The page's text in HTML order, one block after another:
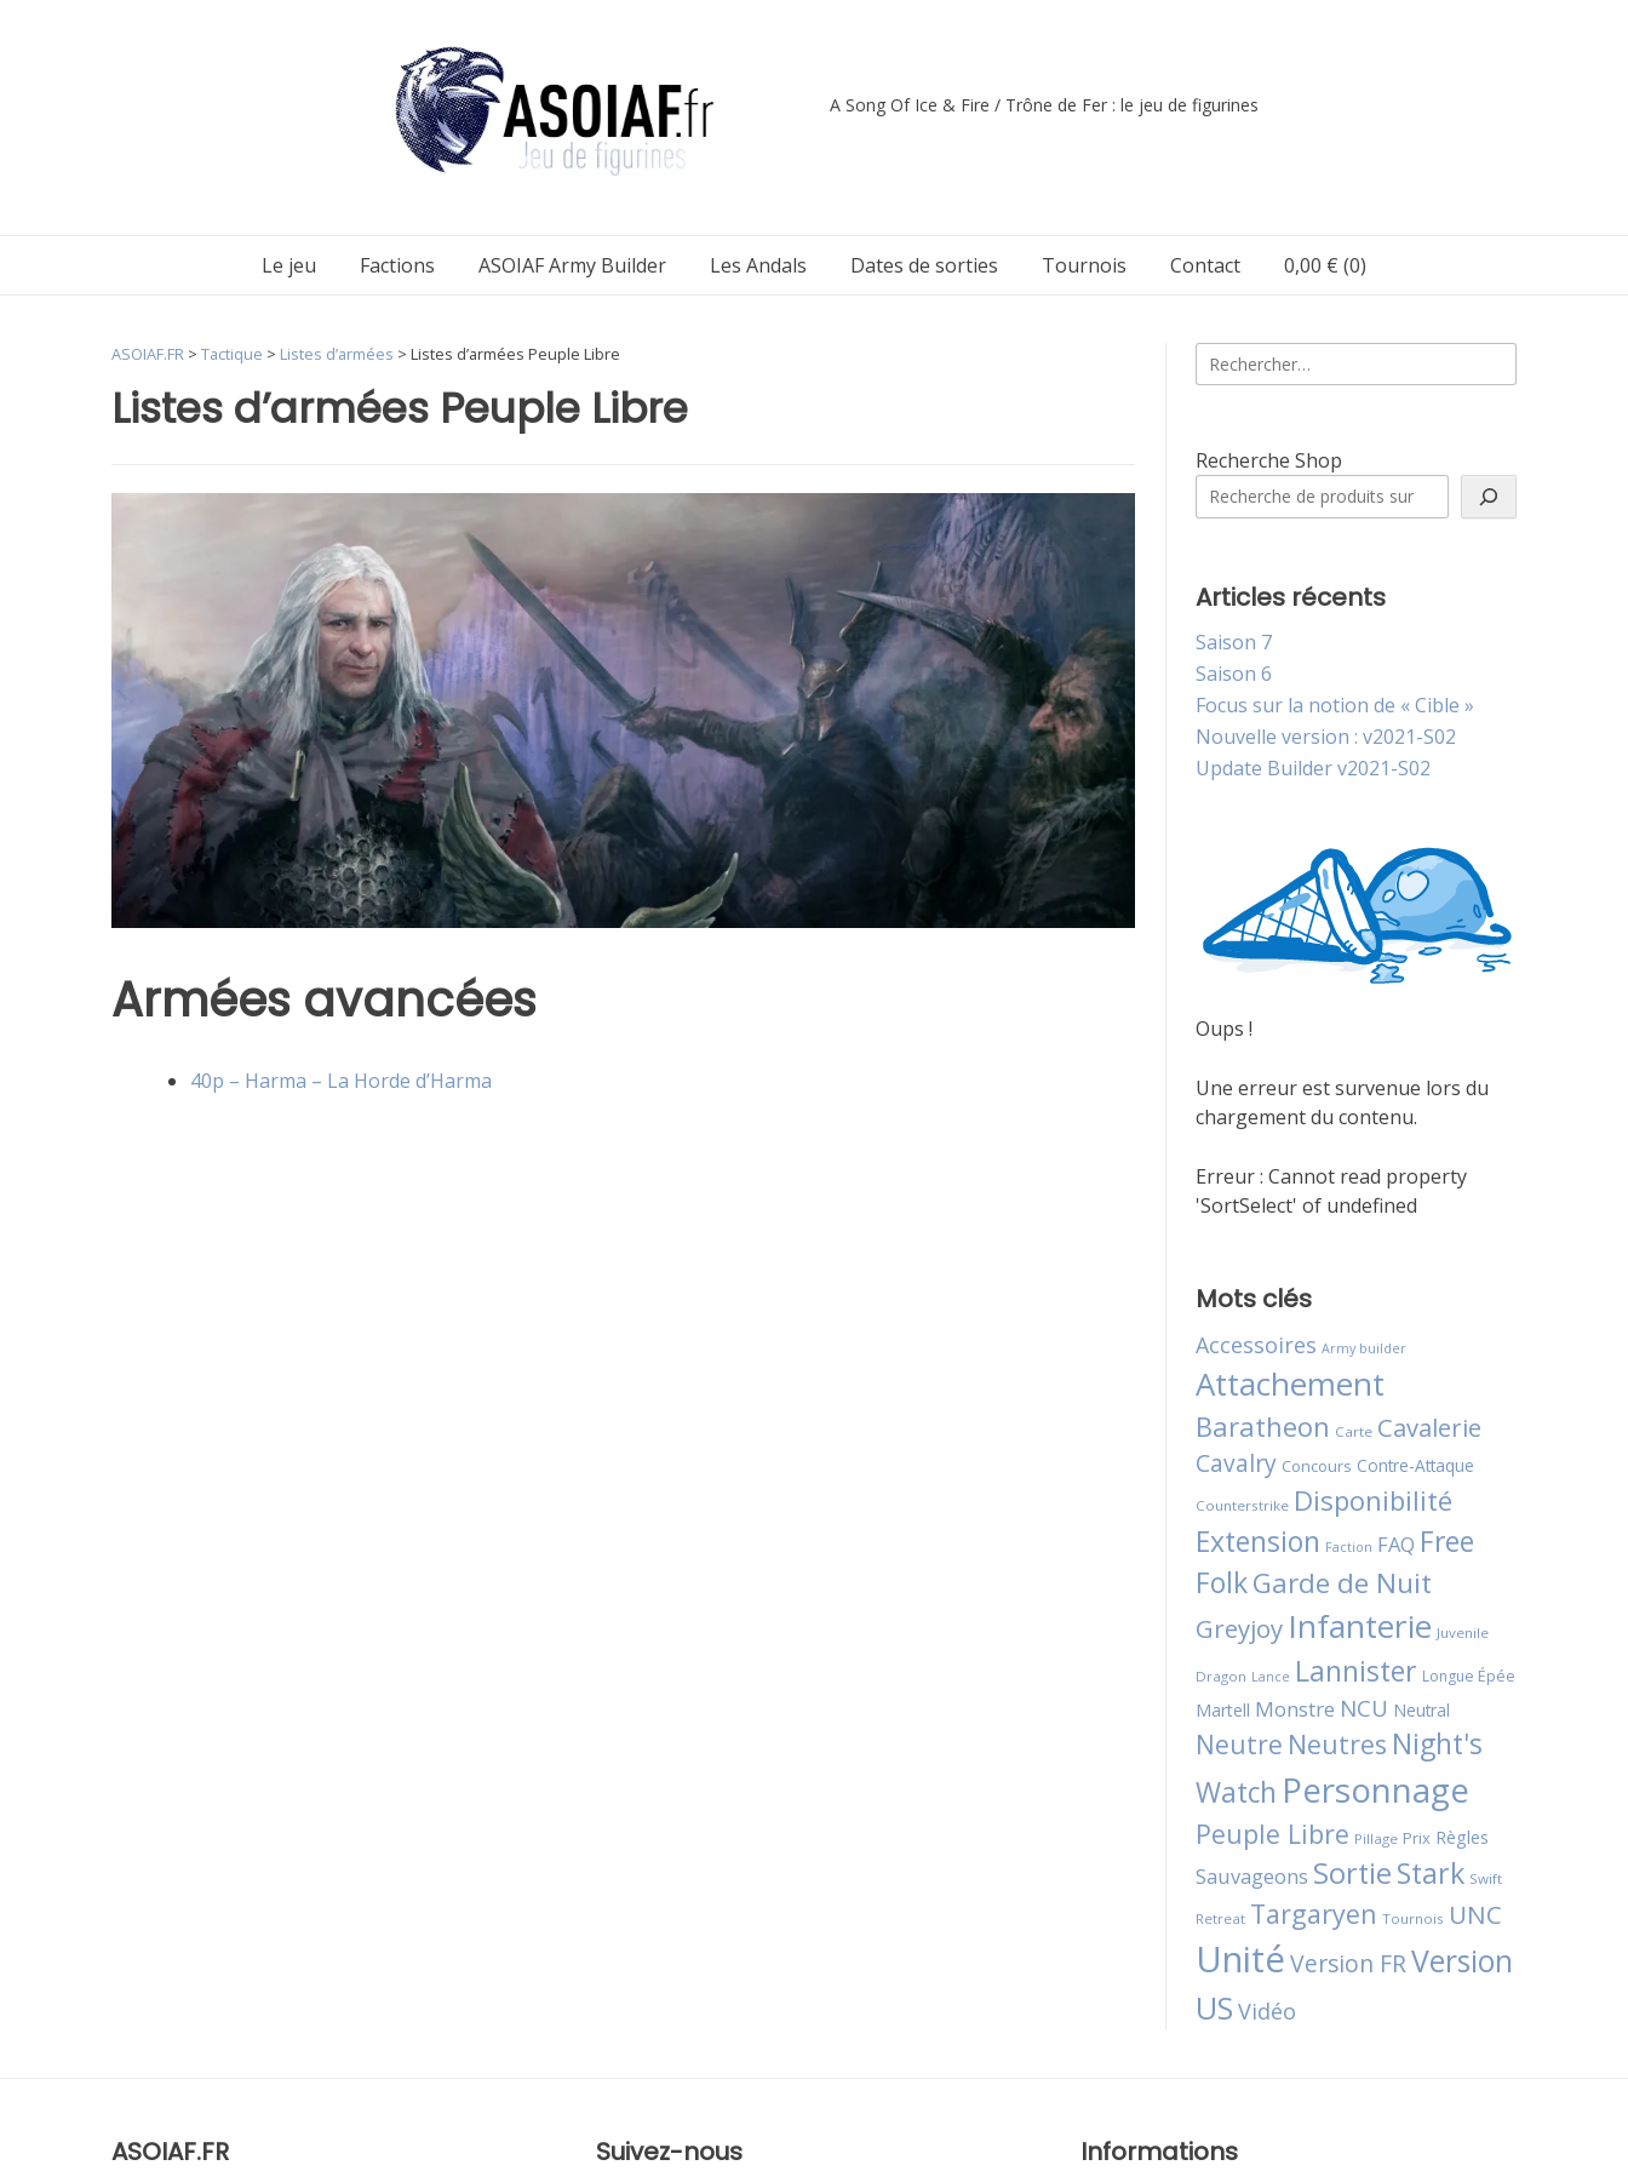
A Song Of Ice & Fire / Trône de Fer : le jeu de figurines
Le jeu Factions ASOIAF Army Builder Les Andals Dates de sorties Tournois Contact 0,00 € (0)
Listes d’armées Peuple Libre
ASOIAF.FR > Tactique > Listes d’armées > Listes d’armées Peuple Libre
Armées avancées
40p – Harma – La Horde d’Harma
Rechercher :
Recherche Shop
Articles récents
Saison 7
Saison 6
Focus sur la notion de « Cible »
Nouvelle version : v2021-S02
Update Builder v2021-S02
Oups !
Une erreur est survenue lors du
chargement du contenu.
Erreur : Cannot read property
'SortSelect' of undefined
Mots clés
Accessoires Army builder
Attachement
Baratheon Carte Cavalerie
Cavalry Concours Contre-Attaque
Counterstrike Disponibilité
Extension Faction FAQ Free
FolkGarde de Nuit
Greyjoy Infanterie Juvenile
Dragon Lance Lannister Longue Épée
Martell Monstre NCU Neutral
Neutre Neutres Night's
Watch Personnage
Peuple Libre Pillage Prix Règles
Sauvageons SortieStark Swift
Retreat Targaryen Tournois UNC
UnitéVersion FRVersion
US Vidéo
ASOIAF.FR Suivez-nous Informations